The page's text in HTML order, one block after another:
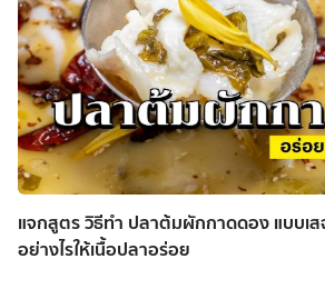
แจกสูตร วิธีทำ ปลาต้มผักกาดดอง แบบเส
อย่างไรให้เนื้อปลาอร่อย